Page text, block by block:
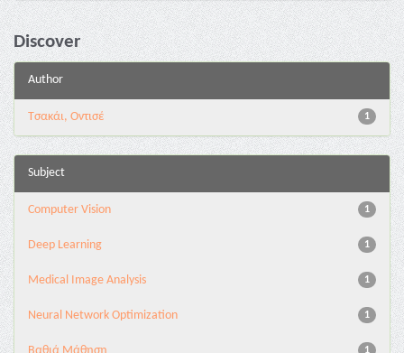
Discover
Author
1
Τσακάι, Οντισέ
Subject
1
Computer Vision
1
Deep Learning
1
Medical Image Analysis
1
Neural Network Optimization
1